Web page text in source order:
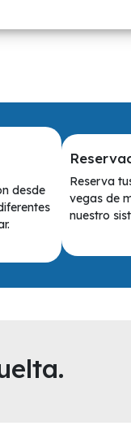
desde
Reserva
vegas de
nuestro